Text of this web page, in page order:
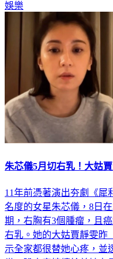
娛樂
朱芯儀5月切右乳！大姑
11年前憑著演出夯劇《犀
名度的女星朱芯儀，8日
期，右胸有3個腫瘤，且
右乳。她的大姑賈靜雯昨
示全家都很替她心疼，並